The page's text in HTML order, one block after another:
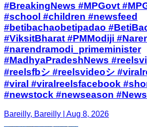
#BreakingNews #MPGovt
#school #children #newsfeed
#betibachaobetipadao
#ViksitBharat #PMModiji
#narendramodi_primeminister
#MadhyaPradeshNews
#reelsfbシ #reelsvideoシ
#viral #viralreelsfacebook
#newstock #newseason
Bareilly, Bareilly | Aug 8, 2026